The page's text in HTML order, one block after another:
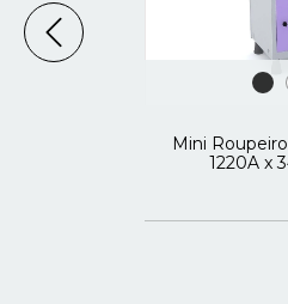
Mini
1220A x